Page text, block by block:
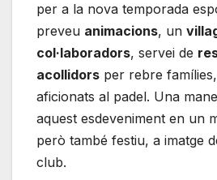
per a la nova temporada
preveu animacions, un
col·laboradors, servei de
acollidors per rebre
aficionats al padel. Una
aquest esdeveniment en un
però també festiu, a imatge
club.